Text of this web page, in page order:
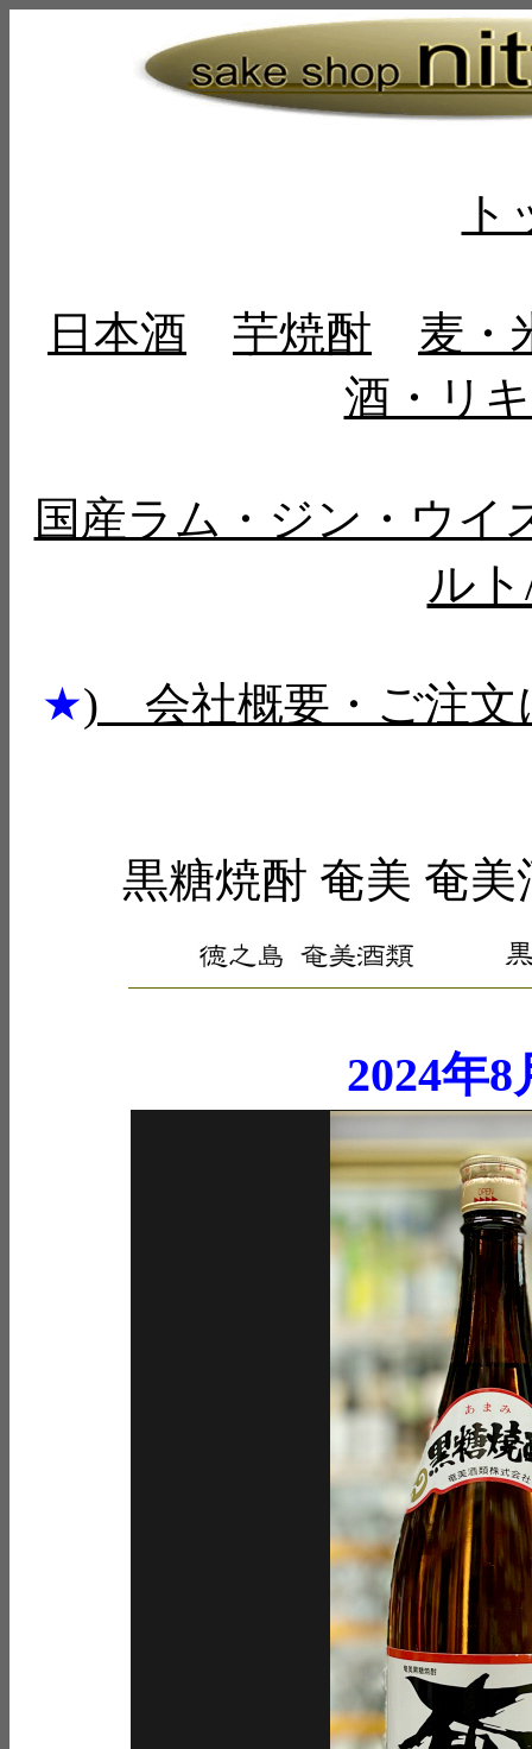
日本酒 芋焼酎
麦・
酒・リ
国産ラム・ジン・ウイ
ル
★) 会社概要・ご注
黒糖焼酎 奄美 奄美
2024年